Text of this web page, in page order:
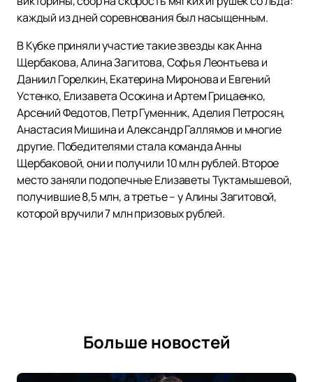
каждый из дней соревнования был насыщенным.
В Кубке приняли участие такие звезды как Анна
Щербакова, Алина Загитова, Софья Леонтьева и
Даниил Горелкин, Екатерина Миронова и Евгений
Устенко, Елизавета Осокина и Артем Грицаенко,
Арсений Федотов, Петр Гуменник, Аделия Петросян,
Анастасия Мишина и Александр Галлямов и многие
другие. Победителями стала команда Анны
Щербаковой, они и получили 10 млн рублей. Второе
место заняли подопечные Елизаветы Туктамышевой,
получившие 8,5 млн, а третье – у Алины Загитовой,
которой вручили 7 млн призовых рублей.
Больше новостей